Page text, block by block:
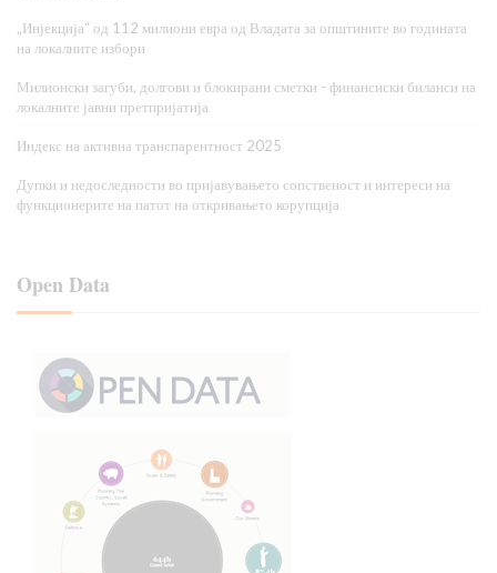
„Инјекција“ од 112 милиони евра од Владата за општините во годината
на локалните избори
Милионски загуби, долгови и блокирани сметки - финансиски биланси на
локалните јавни претпријатија
Индекс на активна транспарентност 2025
Дупки и недоследности во пријавувањето сопственост и интереси на
функционерите на патот на откривањето корупција
Open Data